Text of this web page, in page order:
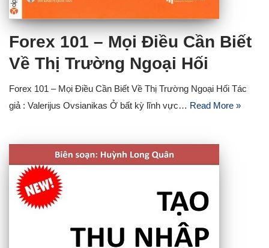
Forex 101 – Mọi Điều Cần Biết
Về Thị Trường Ngoại Hối
Forex 101 – Mọi Điều Cần Biết Về Thị Trường Ngoại Hối Tác
giả : Valerijus Ovsianikas Ở bất kỳ lĩnh vực… Read More »